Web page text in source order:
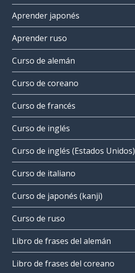
Aprender japonés
Aprender ruso
Curso de alemán
Curso de coreano
Curso de francés
Curso de inglés
Curso de inglés (Estados Unidos)
Curso de italiano
Curso de japonés (kanji)
Curso de ruso
Libro de frases del alemán
Libro de frases del coreano